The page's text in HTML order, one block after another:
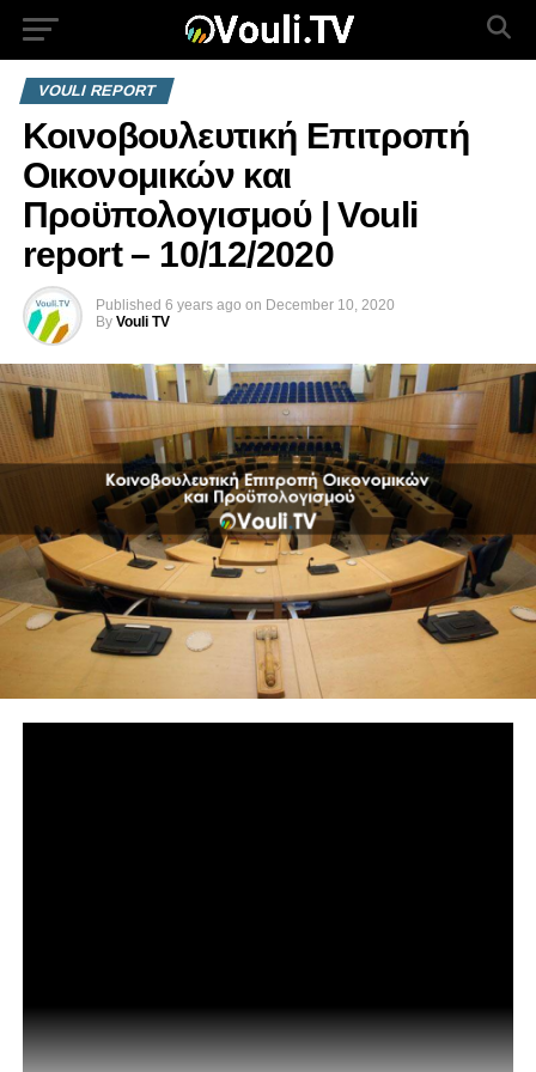
VOULI REPORT
Κοινοβουλευτική Επιτροπή
Οικονομικών και
Προϋπολογισμού | Vouli
report – 10/12/2020
Published 6 years ago on December 10, 2020
By Vouli TV